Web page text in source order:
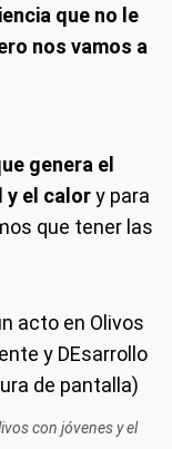
que no le
nos vamos a
genera el
y el calory para
que tener las
con jóvenes y el